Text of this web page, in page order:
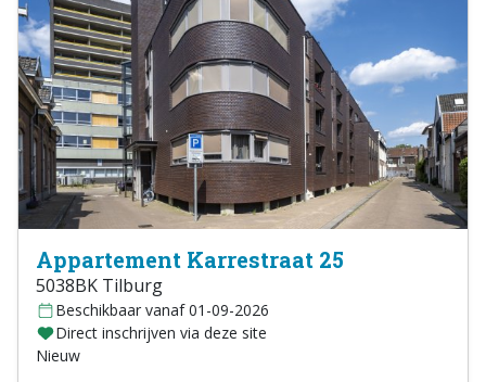
Appartement Karrestraat 25
5038BK Tilburg
Beschikbaar vanaf 01-09-2026
Direct inschrijven via deze site
Nieuw